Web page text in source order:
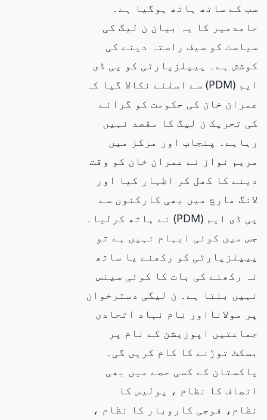
سب کے ساتھ ہاتھ ہوگیا ہے۔
حامدمیر کا یہ بیان ن لیگ کی
سیاست کو سیف راستہ دینے کی
کوشش ہے۔ پیپلزپارٹی کو پی ڈی
ایم (PDM) سے اسلئے نکالا گیا کہ
عمران خان کی حکومت کو گرانے
کی تحریک ن لیگ کا مقصد نہیں
رہاہے۔ پنجاب اور مرکز میں
مریم نواز نے عمران خان کو وقت
دینے کا کھل کر اظہار کیا اور
لانگ مارچ میں بھی کارکنوں سے
پی ڈی ایم (PDM) نے ہاتھ کرلیا۔
جس میں کوئی ابہام نہیں ہے تو
پیپلزپارٹی کو رکھنے یا ساتھ
نہ رکھنے کی بات کا کوئی سینس
نہیں بنتا ہے۔ ن لیگی دسترخوان
پر مولانااور نام نہاد اتحادی
جماعتیں اپوزیشن کے نام پر
بسکٹ توڑنے کا کام کریں گی۔
پاکستان کے کسی حصے میں بھی
انصاف کا نظام ، پولیس کا
نظام، فوجی کاروبار کا نظام ،